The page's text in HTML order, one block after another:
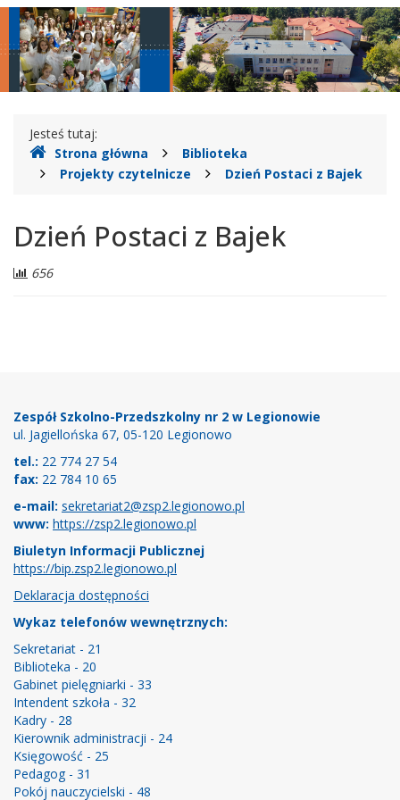
Gdzie
jesteśmy
Jesteś tutaj:
Strona główna
Biblioteka
Projekty czytelnicze
Dzień Postaci z Bajek
Dzień Postaci z Bajek
Liczba
656
Zespół Szkolno-Przedszkolny nr 2 w Legionowie
ul. Jagiellońska 67, 05-120 Legionowo
tel.: 22 774 27 54
fax: 22 784 10 65
e-mail: sekretariat2@zsp2.legionowo.pl
www: https://zsp2.legionowo.pl
Biuletyn Informacji Publicznej
https://bip.zsp2.legionowo.pl
Deklaracja dostępności
Wykaz telefonów wewnętrznych:
Sekretariat - 21
Biblioteka - 20
Gabinet pielęgniarki - 33
Intendent szkoła - 32
Kadry - 28
Kierownik administracji - 24
Księgowość - 25
Pedagog - 31
Pokój nauczycielski - 48